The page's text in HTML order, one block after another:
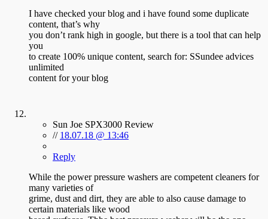
I have checked your blog and i have found some duplicate
content, that’s why
you don’t rank high in google, but there is a tool that can help
you
to create 100% unique content, search for: SSundee advices
unlimited
content for your blog
Sun Joe SPX3000 Review
// 18.07.18 @ 13:46
Reply
While the power pressure washers are competent cleaners for
many varieties of
grime, dust and dirt, they are able to also cause damage to
certain materials like wood